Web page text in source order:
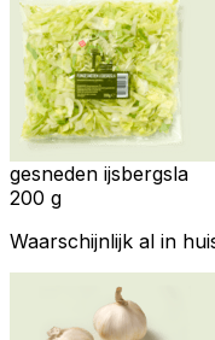
gesneden ijsbergsla
200 g
Waarschijnlijk al in